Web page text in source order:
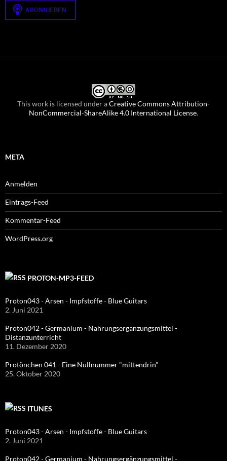
This work is licensed under aCreative Commons Attribution-
NonCommercial-ShareAlike 4.0 International License.
META
Anmelden
Eintrags-Feed
Kommentar-Feed
WordPress.org
PROTON-MP3-FEED
Proton043 - Arsen - Impfstoffe - Blue Guitars
2. Juni 2021
Proton042 - Germanium - Nahrungsergänzungsmittel -
Distanzunterricht
11. Dezember 2020
Protönchen 041 - Eine Nullnummer "mittendrin"
25. Oktober 2020
ITUNES
Proton043 - Arsen - Impfstoffe - Blue Guitars
2. Juni 2021
Proton042 - Germanium - Nahrungsergänzungsmittel -